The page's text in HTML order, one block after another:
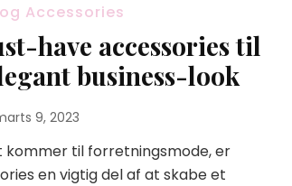
Accessories
have accessories til
business-look
9, 2023
kommer til forretningsmode, er
en vigtig del af at skabe et